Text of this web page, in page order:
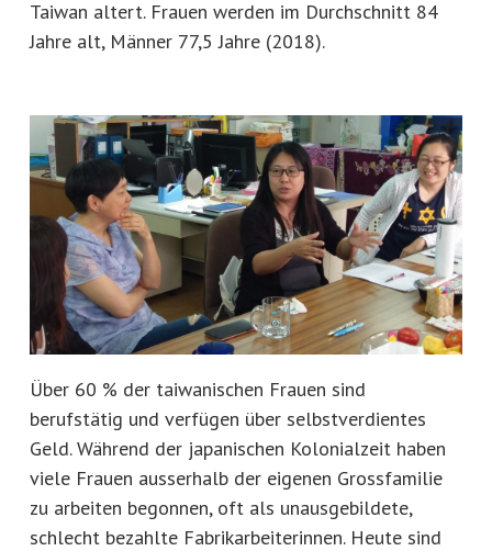
Taiwan altert. Frauen werden im Durchschnitt 84
Jahre alt, Männer 77,5 Jahre (2018).
Über 60 % der taiwanischen Frauen sind
berufstätig und verfügen über selbstverdientes
Geld. Während der japanischen Kolonialzeit haben
viele Frauen ausserhalb der eigenen Grossfamilie
zu arbeiten begonnen, oft als unausgebildete,
schlecht bezahlte Fabrikarbeiterinnen. Heute sind